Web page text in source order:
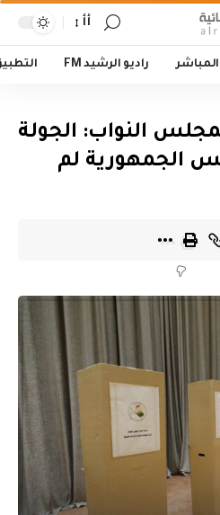
أأ
راديو الرشيد FM
لمجلس النواب: الجولة
الجمهورية لم